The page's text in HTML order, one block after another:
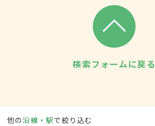
検索フォームに戻る
他の沿線・駅で絞り込む